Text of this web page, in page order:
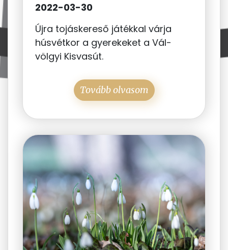
2022-03-30
Újra tojáskereső játékkal várja
húsvétkor a gyerekeket a Vál-
völgyi Kisvasút.
Tovább olvasom